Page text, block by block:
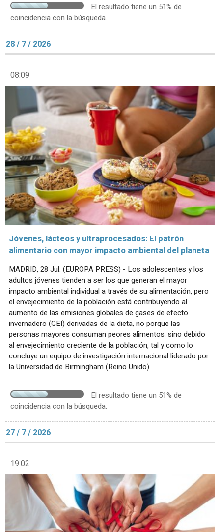
El resultado tiene un 51% de
coincidencia con la búsqueda.
28 / 7 / 2026
08:09
Jóvenes, lácteos y ultraprocesados: El patrón
alimentario con mayor impacto ambiental del planeta
MADRID, 28 Jul. (EUROPA PRESS) - Los adolescentes y los
adultos jóvenes tienden a ser los que generan el mayor
impacto ambiental individual a través de su alimentación, pero
el envejecimiento de la población está contribuyendo al
aumento de las emisiones globales de gases de efecto
invernadero (GEI) derivadas de la dieta, no porque las
personas mayores consuman peores alimentos, sino debido
al envejecimiento creciente de la población, tal y como lo
concluye un equipo de investigación internacional liderado por
la Universidad de Birmingham (Reino Unido).
El resultado tiene un 51% de
coincidencia con la búsqueda.
27 / 7 / 2026
19:02